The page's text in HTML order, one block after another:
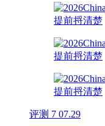
评测 7 07.29